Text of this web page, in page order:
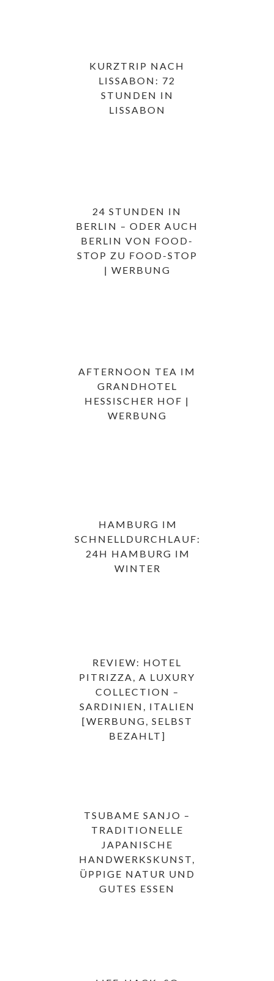
KURZTRIP NACH
LISSABON: 72
STUNDEN IN
LISSABON
24 STUNDEN IN
BERLIN – ODER AUCH
BERLIN VON FOOD-
STOP ZU FOOD-STOP
| WERBUNG
AFTERNOON TEA IM
GRANDHOTEL
HESSISCHER HOF |
WERBUNG
HAMBURG IM
SCHNELLDURCHLAUF:
24H HAMBURG IM
WINTER
REVIEW: HOTEL
PITRIZZA, A LUXURY
COLLECTION –
SARDINIEN, ITALIEN
[WERBUNG, SELBST
BEZAHLT]
TSUBAME SANJO –
TRADITIONELLE
JAPANISCHE
HANDWERKSKUNST,
ÜPPIGE NATUR UND
GUTES ESSEN